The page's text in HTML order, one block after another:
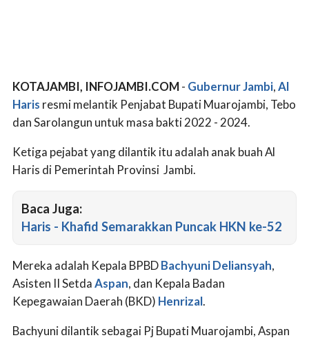
KOTAJAMBI, INFOJAMBI.COM- Gubernur Jambi,Al
Haris resmi melantik Penjabat Bupati Muarojambi, Tebo
dan Sarolangun untuk masa bakti 2022 - 2024.
Ketiga pejabat yang dilantik itu adalah anak buah Al
Haris di Pemerintah Provinsi Jambi.
Baca Juga:
Haris - Khafid Semarakkan Puncak HKN ke-52
Mereka adalah Kepala BPBDBachyuni Deliansyah,
Asisten II SetdaAspan, dan Kepala Badan
Kepegawaian Daerah (BKD) Henrizal.
Bachyuni dilantik sebagai Pj Bupati Muarojambi, Aspan